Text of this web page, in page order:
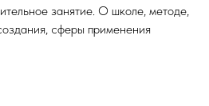
занятие. О школе, методе,
сферы применения